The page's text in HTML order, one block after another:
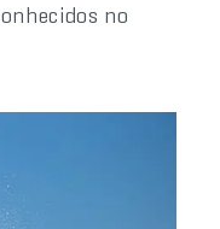
no